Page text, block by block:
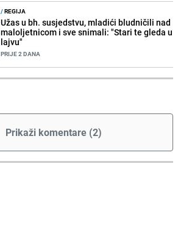
/REGIJA
Užas u bh. susjedstvu, mladići bludničili nad
maloljetnicom i sve snimali: "Stari te gleda u
lajvu"
PRIJE 2 DANA
Prikaži komentare (2)